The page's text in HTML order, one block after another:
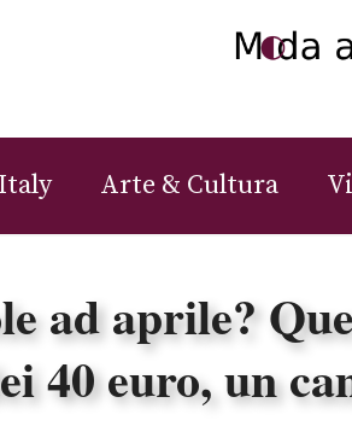
Arte & Cultura
ad aprile?
40 euro, un